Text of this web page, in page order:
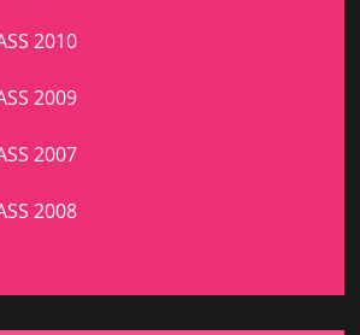
2010
2009
2007
2008